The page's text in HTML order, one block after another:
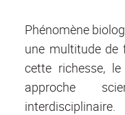
Phénomène
une multitude de
cette richesse,
approche
interdisciplinaire.